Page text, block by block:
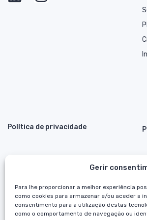
Gerir
Para lhe proporcionar a melhor experiência
como cookies para armazenar e/ou aceder a
consentimento para a utilização destas
como o comportamento de navegação ou
Política de privacidade
© Safebrok 2026.